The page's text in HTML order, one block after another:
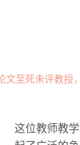
这位教师教